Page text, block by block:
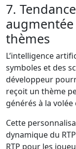
7.
thèmes
L’intelligence
symboles et des
développeur
reçoit un thème
générés à la
Cette
dynamique du
RTP pour les